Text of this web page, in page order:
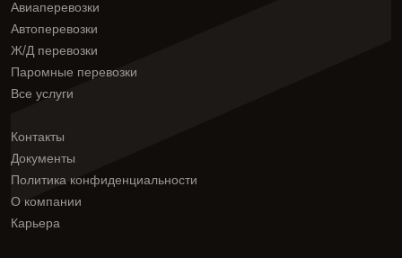
Авиаперевозки
Автоперевозки
Ж/Д перевозки
Паромные перевозки
Все услуги
Контакты
Документы
Политика конфиденциальности
О компании
Карьера